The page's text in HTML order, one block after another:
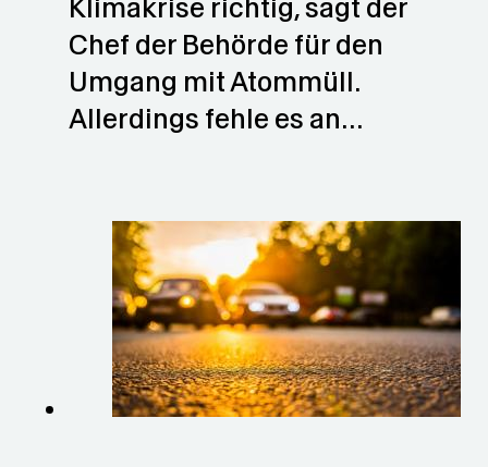
Klimakrise richtig, sagt der
Chef der Behörde für den
Umgang mit Atommüll.
Allerdings fehle es an…